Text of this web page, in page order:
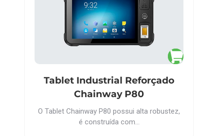
Tablet Industrial Reforçado
Chainway P80
O Tablet Chainway P80 possui alta robustez,
é construída com…